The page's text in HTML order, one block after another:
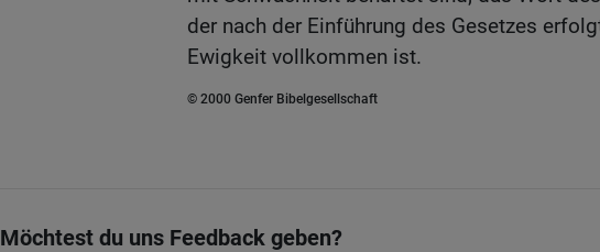
der nach der Einführung des Gesetzes
Ewigkeit vollkommen ist.
© 2000 Genfer Bibelgesellschaft
Möchtest du uns Feedback geben?